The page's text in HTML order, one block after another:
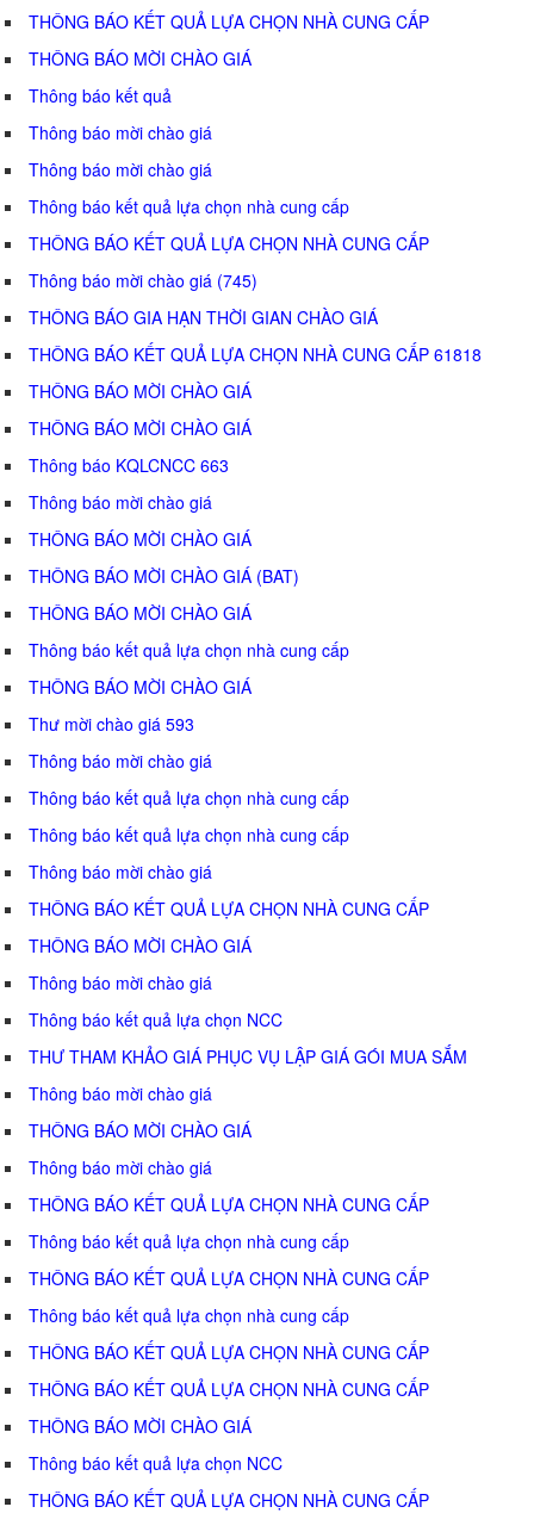
THÔNG BÁO KẾT QUẢ LỰA CHỌN NHÀ CUNG CẤP
THÔNG BÁO MỜI CHÀO GIÁ
Thông báo kết quả
Thông báo mời chào giá
Thông báo mời chào giá
Thông báo kết quả lựa chọn nhà cung cấp
THÔNG BÁO KẾT QUẢ LỰA CHỌN NHÀ CUNG CẤP
Thông báo mời chào giá (745)
THÔNG BÁO GIA HẠN THỜI GIAN CHÀO GIÁ
THÔNG BÁO KẾT QUẢ LỰA CHỌN NHÀ CUNG CẤP 61818
THÔNG BÁO MỜI CHÀO GIÁ
THÔNG BÁO MỜI CHÀO GIÁ
Thông báo KQLCNCC 663
Thông báo mời chào giá
THÔNG BÁO MỜI CHÀO GIÁ
THÔNG BÁO MỜI CHÀO GIÁ (BAT)
THÔNG BÁO MỜI CHÀO GIÁ
Thông báo kết quả lựa chọn nhà cung cấp
THÔNG BÁO MỜI CHÀO GIÁ
Thư mời chào giá 593
Thông báo mời chào giá
Thông báo kết quả lựa chọn nhà cung cấp
Thông báo kết quả lựa chọn nhà cung cấp
Thông báo mời chào giá
THÔNG BÁO KẾT QUẢ LỰA CHỌN NHÀ CUNG CẤP
THÔNG BÁO MỜI CHÀO GIÁ
Thông báo mời chào giá
Thông báo kết quả lựa chọn NCC
THƯ THAM KHẢO GIÁ PHỤC VỤ LẬP GIÁ GÓI MUA SẮM
Thông báo mời chào giá
THÔNG BÁO MỜI CHÀO GIÁ
Thông báo mời chào giá
THÔNG BÁO KẾT QUẢ LỰA CHỌN NHÀ CUNG CẤP
Thông báo kết quả lựa chọn nhà cung cấp
THÔNG BÁO KẾT QUẢ LỰA CHỌN NHÀ CUNG CẤP
Thông báo kết quả lựa chọn nhà cung cấp
THÔNG BÁO KẾT QUẢ LỰA CHỌN NHÀ CUNG CẤP
THÔNG BÁO KẾT QUẢ LỰA CHỌN NHÀ CUNG CẤP
THÔNG BÁO MỜI CHÀO GIÁ
Thông báo kết quả lựa chọn NCC
THÔNG BÁO KẾT QUẢ LỰA CHỌN NHÀ CUNG CẤP